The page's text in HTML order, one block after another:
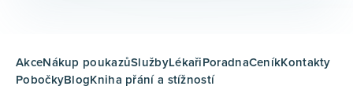
AkceNákup poukazůSlužbyLékařiPoradnaCeníkKontakty
PobočkyBlogKniha přání a stížností